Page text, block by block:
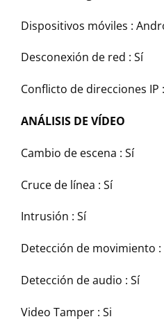
Dispositivos móviles :
Desconexión de red : Sí
Conflicto de direcciones IP :
ANÁLISIS DE VÍDEO
Cambio de escena : Sí
Cruce de línea : Sí
Intrusión : Sí
Detección de movimiento :
Detección de audio : Sí
Video Tamper : Si